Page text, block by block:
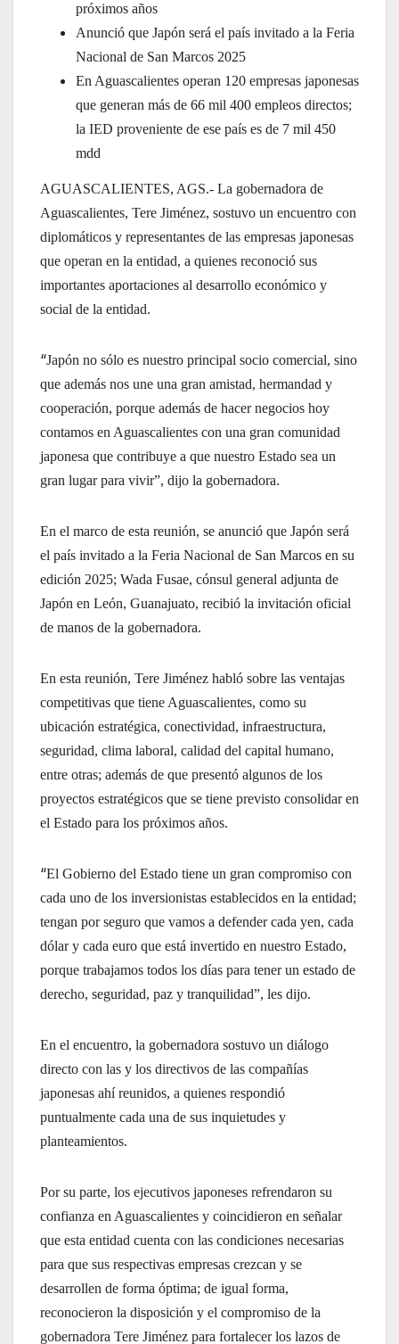
próximos años
Anunció que Japón será el país invitado a la Feria
Nacional de San Marcos 2025
En Aguascalientes operan 120 empresas japonesas
que generan más de 66 mil 400 empleos directos;
la IED proveniente de ese país es de 7 mil 450
mdd
AGUASCALIENTES, AGS.- La gobernadora de
Aguascalientes, Tere Jiménez, sostuvo un encuentro con
diplomáticos y representantes de las empresas japonesas
que operan en la entidad, a quienes reconoció sus
importantes aportaciones al desarrollo económico y
social de la entidad.
“Japón no sólo es nuestro principal socio comercial, sino
que además nos une una gran amistad, hermandad y
cooperación, porque además de hacer negocios hoy
contamos en Aguascalientes con una gran comunidad
japonesa que contribuye a que nuestro Estado sea un
gran lugar para vivir”, dijo la gobernadora.
En el marco de esta reunión, se anunció que Japón será
el país invitado a la Feria Nacional de San Marcos en su
edición 2025; Wada Fusae, cónsul general adjunta de
Japón en León, Guanajuato, recibió la invitación oficial
de manos de la gobernadora.
En esta reunión, Tere Jiménez habló sobre las ventajas
competitivas que tiene Aguascalientes, como su
ubicación estratégica, conectividad, infraestructura,
seguridad, clima laboral, calidad del capital humano,
entre otras; además de que presentó algunos de los
proyectos estratégicos que se tiene previsto consolidar en
el Estado para los próximos años.
“El Gobierno del Estado tiene un gran compromiso con
cada uno de los inversionistas establecidos en la entidad;
tengan por seguro que vamos a defender cada yen, cada
dólar y cada euro que está invertido en nuestro Estado,
porque trabajamos todos los días para tener un estado de
derecho, seguridad, paz y tranquilidad”, les dijo.
En el encuentro, la gobernadora sostuvo un diálogo
directo con las y los directivos de las compañías
japonesas ahí reunidos, a quienes respondió
puntualmente cada una de sus inquietudes y
planteamientos.
Por su parte, los ejecutivos japoneses refrendaron su
confianza en Aguascalientes y coincidieron en señalar
que esta entidad cuenta con las condiciones necesarias
para que sus respectivas empresas crezcan y se
desarrollen de forma óptima; de igual forma,
reconocieron la disposición y el compromiso de la
gobernadora Tere Jiménez para fortalecer los lazos de